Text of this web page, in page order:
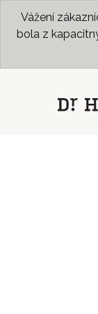
Vážení
bola z